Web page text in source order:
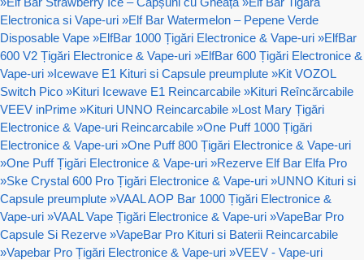
Electronica si Vape-uri »Elf Bar Watermelon – Pepene Verde
Disposable Vape »ElfBar 1000 Țigări Electronice & Vape-uri »ElfBar
600 V2 Țigări Electronice & Vape-uri »ElfBar 600 Țigări Electronice &
Vape-uri »Icewave E1 Kituri si Capsule preumplute »Kit VOZOL
Switch Pico »Kituri Icewave E1 Reincarcabile »Kituri Reîncărcabile
VEEV inPrime »Kituri UNNO Reincarcabile »Lost Mary Țigări
Electronice & Vape-uri Reincarcabile »One Puff 1000 Țigări
Electronice & Vape-uri »One Puff 800 Țigări Electronice & Vape-uri
»One Puff Țigări Electronice & Vape-uri »Rezerve Elf Bar Elfa Pro
»Ske Crystal 600 Pro Țigări Electronice & Vape-uri »UNNO Kituri si
Capsule preumplute »VAAL AOP Bar 1000 Țigări Electronice &
Vape-uri »VAAL Vape Țigări Electronice & Vape-uri »VapeBar Pro
Capsule Si Rezerve »VapeBar Pro Kituri si Baterii Reincarcabile
»Vapebar Pro Țigări Electronice & Vape-uri »VEEV - Vape-uri